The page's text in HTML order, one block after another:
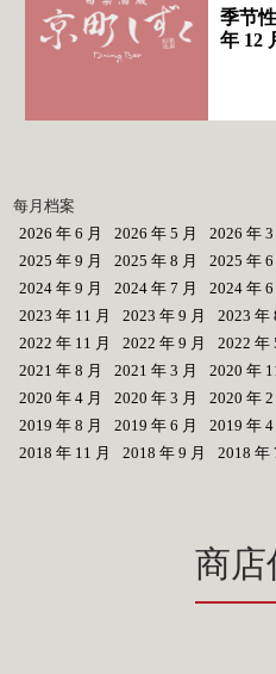
季节
年 12
每月档案
2026 年 6 月
2026 年 5 月 2026 年 3
2025 年 9 月
2025 年 8 月 2025 年 6
2024 年 9 月
2024 年 7 月 2024 年 6
2023 年 11 月
2023 年 9 月 2023 年
2022 年 11 月
2022 年 9 月 2022 年
2021 年 8 月
2021 年 3 月 2020 年
2020 年 4 月
2020 年 3 月 2020 年 2
2019 年 8 月
2019 年 6 月 2019 年 4
2018 年 11 月
2018 年 9 月 2018 年
商店